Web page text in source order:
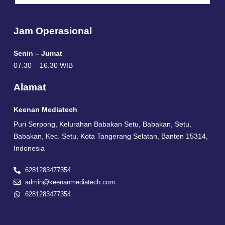
Jam Operasional
Senin – Jumat
07.30 – 16.30 WIB
Alamat
Keenan Mediatech
Puri Serpong, Kelurahan Babakan Setu, Babakan, Setu,
Babakan, Kec. Setu, Kota Tangerang Selatan, Banten 15314,
Indonesia
6281283477354
admin@keenanmediatech.com
6281283477354